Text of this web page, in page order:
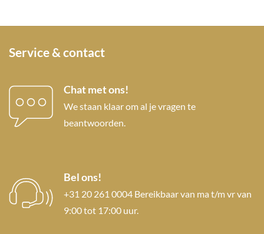
Service & contact
Chat met ons!
We staan klaar om al je vragen te
beantwoorden.
Bel ons!
+31 20 261 0004 Bereikbaar van ma t/m vr van
9:00 tot 17:00 uur.